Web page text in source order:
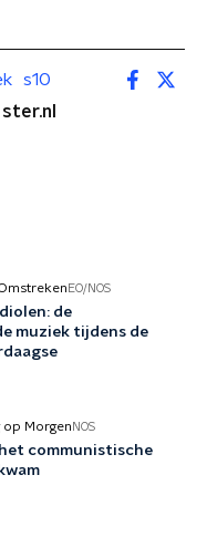
s10
EO/NOS
de
muziek tijdens de
op Morgen NOS
communistische